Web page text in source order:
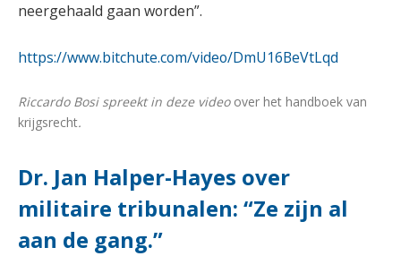
neergehaald gaan worden”.
https://www.bitchute.com/video/DmU16BeVtLqd
Riccardo Bosi spreekt in deze video over het handboek van
krijgsrecht.
Dr. Jan Halper-Hayes over
militaire tribunalen: “Ze zijn al
aan de gang.”